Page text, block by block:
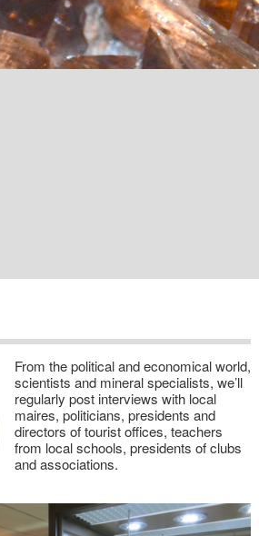
From the political and economical world,
scientists and mineral specialists, we’ll
regularly post interviews with local
maires, politicians, presidents and
directors of tourist offices, teachers
from local schools, presidents of clubs
and associations.